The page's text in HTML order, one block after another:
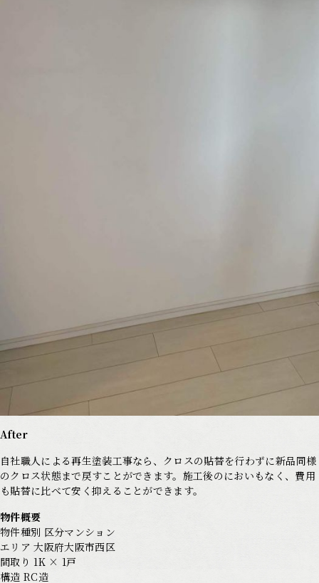
After
自社職人による再生塗装工事なら、クロスの貼替を行わずに新品同様
のクロス状態まで戻すことができます。施工後のにおいもなく、費用
も貼替に比べて安く抑えることができます。
物件概要
物件種別 区分マンション
エリア 大阪府大阪市西区
間取り 1K × 1戸
構造 RC造